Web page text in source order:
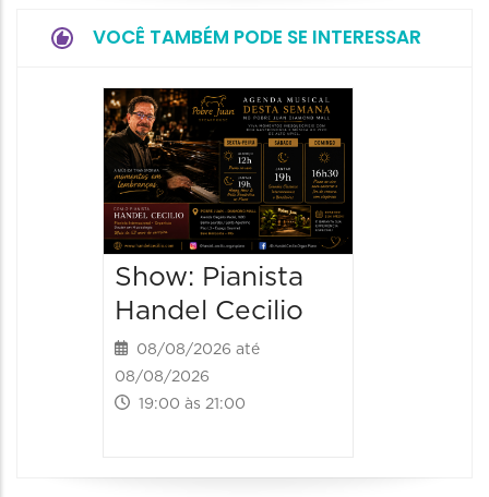
VOCÊ TAMBÉM PODE SE INTERESSAR
Show: Pianista
Handel Cecilio
08/08/2026 até
08/08/2026
19:00 às 21:00